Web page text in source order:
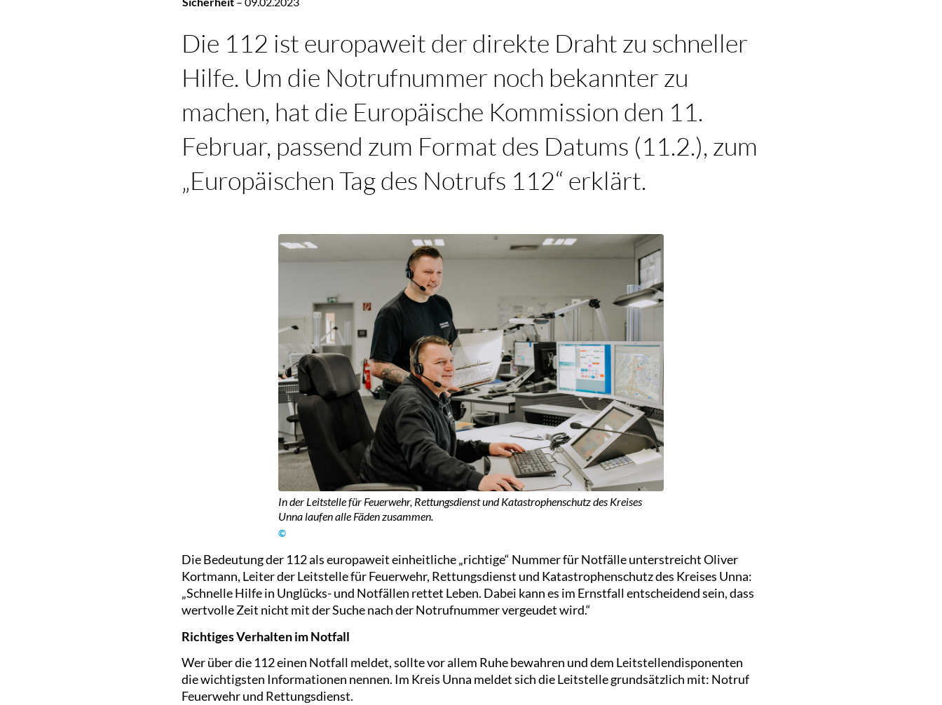
Die 112 ist europaweit der direkte Draht zu schneller
Hilfe. Um die Notrufnummer noch bekannter zu
machen, hat die Europäische Kommission den 11.
Februar, passend zum Format des Datums (11.2.), zum
„Europäischen Tag des Notrufs 112“ erklärt.
In der Leitstelle für Feuerwehr, Rettungsdienst und Katastrophenschutz des Kreises
Unna laufen alle Fäden zusammen.
©
Die Bedeutung der 112 als europaweit einheitliche „richtige“ Nummer für Notfälle unterstreicht Oliver
Kortmann, Leiter der Leitstelle für Feuerwehr, Rettungsdienst und Katastrophenschutz des Kreises Unna:
„Schnelle Hilfe in Unglücks- und Notfällen rettet Leben. Dabei kann es im Ernstfall entscheidend sein, dass
wertvolle Zeit nicht mit der Suche nach der Notrufnummer vergeudet wird.“
Richtiges Verhalten im Notfall
Wer über die 112 einen Notfall meldet, sollte vor allem Ruhe bewahren und dem Leitstellendisponenten
die wichtigsten Informationen nennen. Im Kreis Unna meldet sich die Leitstelle grundsätzlich mit: Notruf
Feuerwehr und Rettungsdienst.